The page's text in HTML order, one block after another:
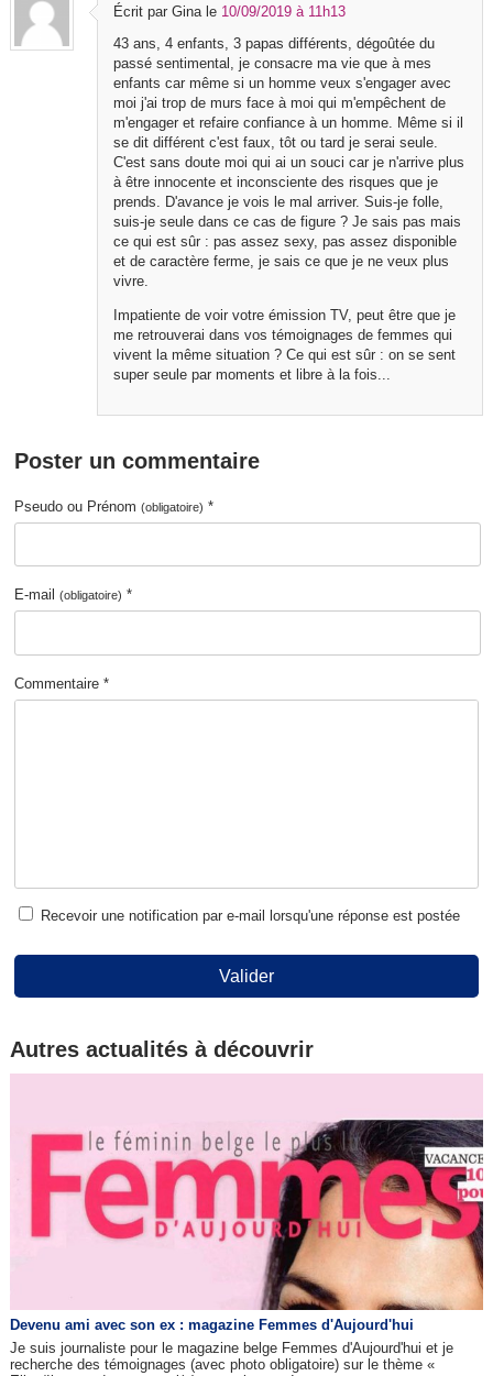
Écrit par Gina le 10/09/2019 à 11h13
43 ans, 4 enfants, 3 papas différents, dégoûtée du
passé sentimental, je consacre ma vie que à mes
enfants car même si un homme veux s'engager avec
moi j'ai trop de murs face à moi qui m'empêchent de
m'engager et refaire confiance à un homme. Même si il
se dit différent c'est faux, tôt ou tard je serai seule.
C'est sans doute moi qui ai un souci car je n'arrive plus
à être innocente et inconsciente des risques que je
prends. D'avance je vois le mal arriver. Suis-je folle,
suis-je seule dans ce cas de figure ? Je sais pas mais
ce qui est sûr : pas assez sexy, pas assez disponible
et de caractère ferme, je sais ce que je ne veux plus
vivre.
Impatiente de voir votre émission TV, peut être que je
me retrouverai dans vos témoignages de femmes qui
vivent la même situation ? Ce qui est sûr : on se sent
super seule par moments et libre à la fois...
Poster un commentaire
Pseudo ou Prénom(obligatoire) *
E-mail(obligatoire) *
Commentaire *
Recevoir une notification par e-mail lorsqu'une réponse est postée
Valider
Autres actualités à découvrir
Devenu ami avec son ex : magazine Femmes d'Aujourd'hui
Je suis journaliste pour le magazine belge Femmes d'Aujourd'hui et je
recherche des témoignages (avec photo obligatoire) sur le thème «